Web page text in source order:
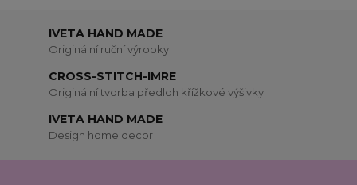
IVETA HAND MADE
Originální ruční výrobky
CROSS-STITCH-IMRE
Originální tvorba předloh křížkové výšivky
IVETA HAND MADE
Design home decor